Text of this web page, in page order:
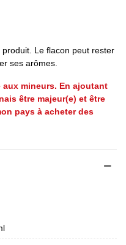
produit. Le flacon peut rester
ses arômes.
mineurs. En ajoutant
être majeur(e) et être
pays à acheter des